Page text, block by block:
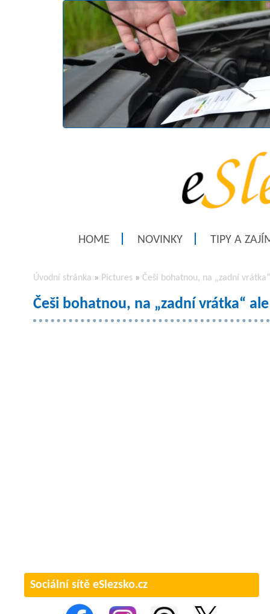
HOME NOVINKY TIPY A
Úvodní stránka » Pictures » Češi bohatnou, na „zadní
Češi bohatnou, na „zadní vrátka“
Sociální sítě eSlezsko.cz